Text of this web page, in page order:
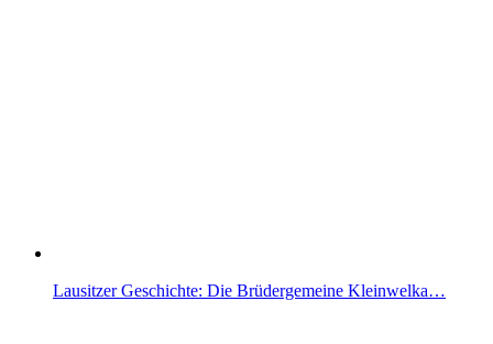
Lausitzer Geschichte: Die Brüdergemeine Kleinwelka…